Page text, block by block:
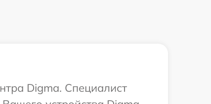
Digma. Специалист